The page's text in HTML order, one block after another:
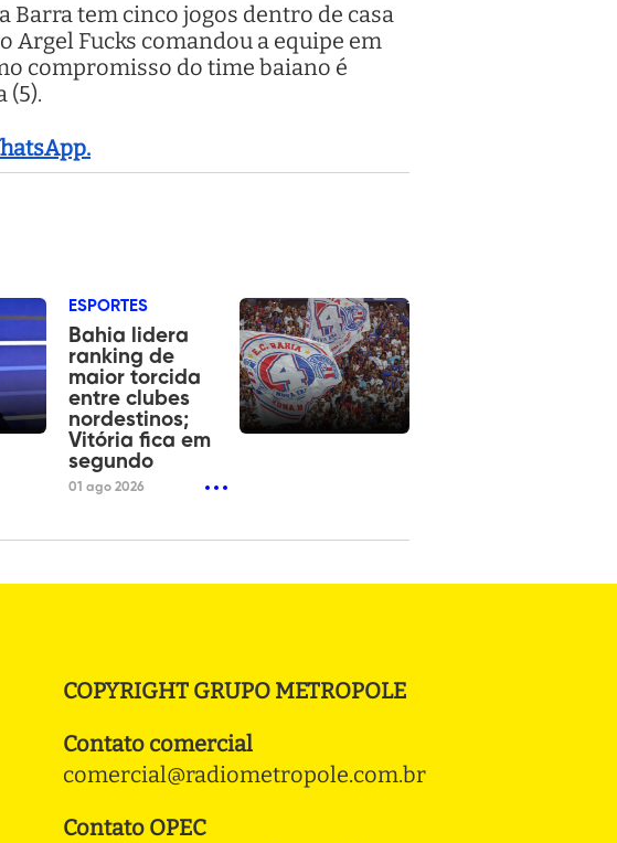
Barra tem cinco jogos dentro de casa
Argel Fucks comandou a equipe em
compromisso do time baiano é
(5).
ESPORTES
Bahia lidera
ranking de
maior torcida
entre clubes
nordestinos;
Vitória fica em
segundo
01 ago 2026
COPYRIGHT GRUPO METROPOLE
Contato comercial
comercial@radiometropole.com.br
Contato OPEC